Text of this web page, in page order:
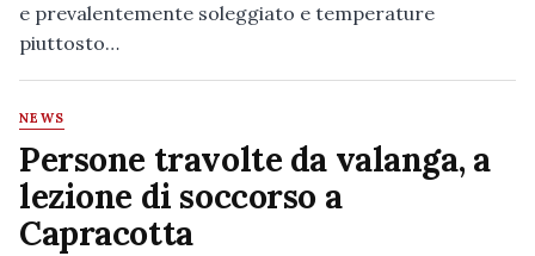
e prevalentemente soleggiato e temperature
piuttosto…
NEWS
Persone travolte da valanga, a
lezione di soccorso a
Capracotta